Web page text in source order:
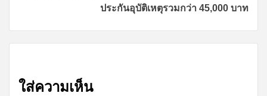
ประกันอุบัติเหตุรวมกว่า 45,000 บาท
ใส่ความเห็น